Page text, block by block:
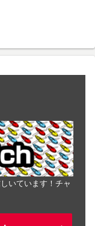
いています！チャ